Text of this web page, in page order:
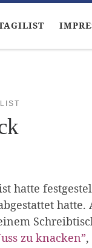
hatte
hatte.
zu knacken”